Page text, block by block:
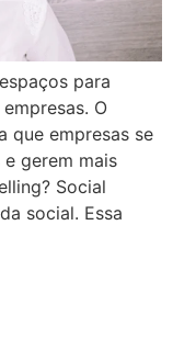
para
O
que empresas se
gerem mais
Social
social. Essa